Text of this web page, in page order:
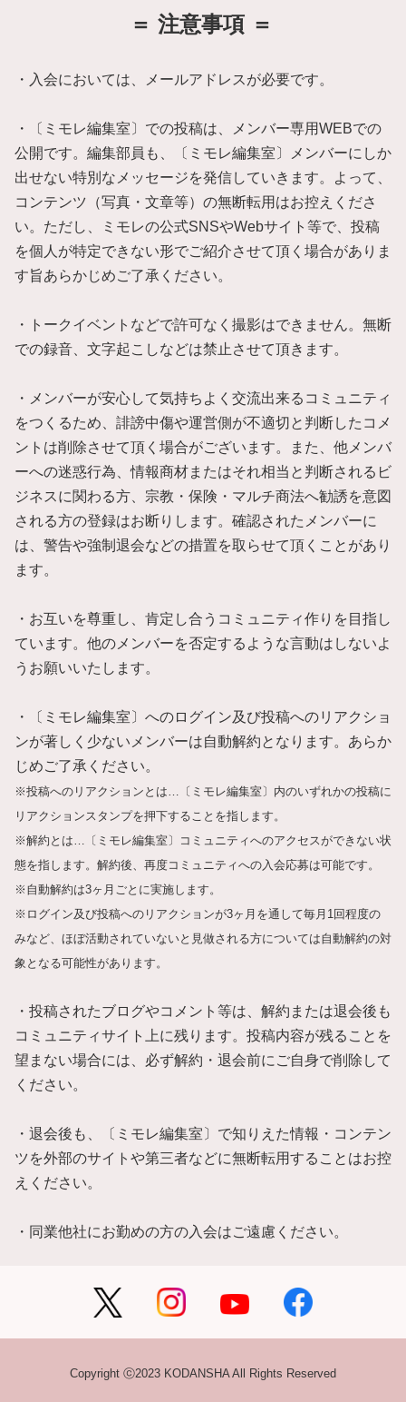
＝ 注意事項 ＝
・入会においては、メールアドレスが必要です。
・〔ミモレ編集室〕での投稿は、メンバー専用WEBでの
公開です。編集部員も、〔ミモレ編集室〕メンバーにしか
出せない特別なメッセージを発信していきます。よって、
コンテンツ（写真・文章等）の無断転用はお控えくださ
い。ただし、ミモレの公式SNSやWebサイト等で、投稿
を個人が特定できない形でご紹介させて頂く場合がありま
す旨あらかじめご了承ください。
・トークイベントなどで許可なく撮影はできません。無断
での録音、文字起こしなどは禁止させて頂きます。
・メンバーが安心して気持ちよく交流出来るコミュニティ
をつくるため、誹謗中傷や運営側が不適切と判断したコメ
ントは削除させて頂く場合がございます。また、他メンバ
ーへの迷惑行為、情報商材またはそれ相当と判断されるビ
ジネスに関わる方、宗教・保険・マルチ商法へ勧誘を意図
される方の登録はお断りします。確認されたメンバーに
は、警告や強制退会などの措置を取らせて頂くことがあり
ます。
・お互いを尊重し、肯定し合うコミュニティ作りを目指し
ています。他のメンバーを否定するような言動はしないよ
うお願いいたします。
・〔ミモレ編集室〕へのログイン及び投稿へのリアクショ
ンが著しく少ないメンバーは自動解約となります。あらか
じめご了承ください。
※投稿へのリアクションとは…〔ミモレ編集室〕内のいずれかの投稿に
リアクションスタンプを押下することを指します。
※解約とは…〔ミモレ編集室〕コミュニティへのアクセスができない状
態を指します。解約後、再度コミュニティへの入会応募は可能です。
※自動解約は3ヶ月ごとに実施します。
※ログイン及び投稿へのリアクションが3ヶ月を通して毎月1回程度の
みなど、ほぼ活動されていないと見做される方については自動解約の対
象となる可能性があります。
・投稿されたブログやコメント等は、解約または退会後も
コミュニティサイト上に残ります。投稿内容が残ることを
望まない場合には、必ず解約・退会前にご自身で削除して
ください。
・退会後も、〔ミモレ編集室〕で知りえた情報・コンテン
ツを外部のサイトや第三者などに無断転用することはお控
えください。
・同業他社にお勤めの方の入会はご遠慮ください。
Copyright ⓒ2023 KODANSHA All Rights Reserved